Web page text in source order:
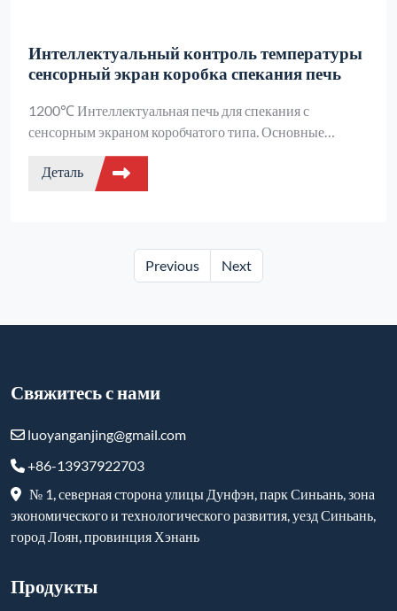
Интеллектуальный контроль температуры
сенсорный экран коробка спекания печь
1200℃ Интеллектуальная печь для спекания с
сенсорным экраном коробчатого типа. Основные
ключевые слова: Интеллектуальный сенсорный экран
управления температурой, ±1℃ точный контроль
температуры. Регулируемая скорость нагрева: 0,1-40℃/
управление RS485. 30/50-сегментный программный
контроль температуры. Отвечает требованиям
металлургии и других областях.
Деталь
Previous Next
Свяжитесь с нами
luoyanganjing@gmail.com
+86-13937922703
№ 1, северная сторона улицы Дунфэн, парк Синьань, зона
экономического и технологического развития, уезд Синьань,
город Лоян, провинция Хэнань
Продукты